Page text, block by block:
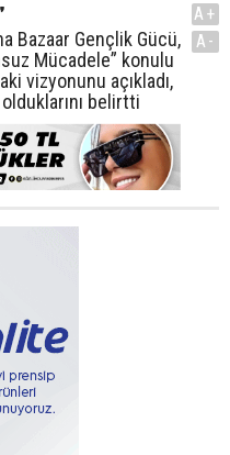
Bazaar Gençlik Gücü,
Mücadele” konulu
vizyonunu açıkladı,
belirtti
A+
A-